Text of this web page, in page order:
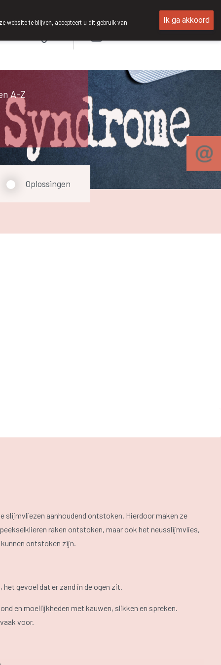
A-Z
Oplossingen
slijmvliezen aanhoudend ontstoken. Hierdoor maken ze
raken ontstoken, maar ook het neusslijmvlies,
kunnen ontstoken zijn.
het gevoel dat er zand in de ogen zit.
en moeilijkheden met kauwen, slikken en spreken.
voor.
website te blijven, accepteert u dit gebruik van Ik ga akkoord